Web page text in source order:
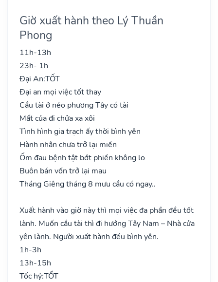
Giờ xuất hành theo Lý Thuần
Phong
11h-13h
23h- 1h
Đại An:TỐT
Đại an mọi việc tốt thay
Cầu tài ở nẻo phương Tây có tài
Mất của đi chửa xa xôi
Tình hình gia trạch ấy thời bình yên
Hành nhân chưa trở lại miền
Ốm đau bệnh tật bớt phiền không lo
Buôn bán vốn trở lại mau
Tháng Giêng tháng 8 mưu cầu có ngay..
Xuất hành vào giờ này thì mọi việc đa phần đều tốt
lành. Muốn cầu tài thì đi hướng Tây Nam – Nhà cửa
yên lành. Người xuất hành đều bình yên.
1h-3h
13h-15h
Tốc hỷ:TỐT